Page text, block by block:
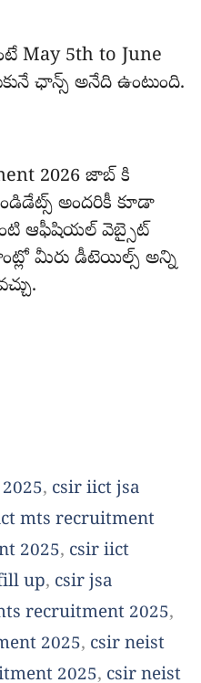
May 5th to June
ఛాన్స్ అనేది ఉంటుంది.
2026 జాబ్ కి
అందరికీ కూడా
ఆఫీషియల్ వెబ్సైట్
మీరు డీటెయిల్స్ అన్ని
, csir iict jsa
mts recruitment
2025, csir iict
up, csir jsa
recruitment 2025,
2025, csir neist
2025, csir neist